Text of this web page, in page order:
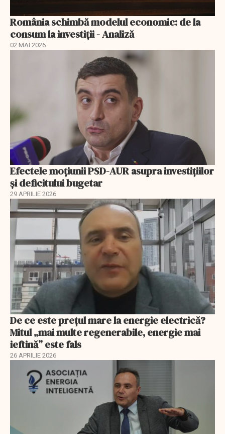
România schimbă modelul economic: de la
consum la investiții - Analiză
02 MAI 2026
Efectele moțiunii PSD-AUR asupra investițiilor
și deficitului bugetar
29 APRILIE 2026
De ce este prețul mare la energie electrică?
Mitul „mai multe regenerabile, energie mai
ieftină” este fals
26 APRILIE 2026